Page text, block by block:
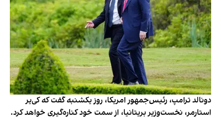
دونالد ترامپ، رئیس‌جمهور امریکا، روز یکشنبه گفت که کی‌یر
استارمر، نخست‌وزیر بریتانیا، از سمت خود کناره‌گیری خواهد کرد.